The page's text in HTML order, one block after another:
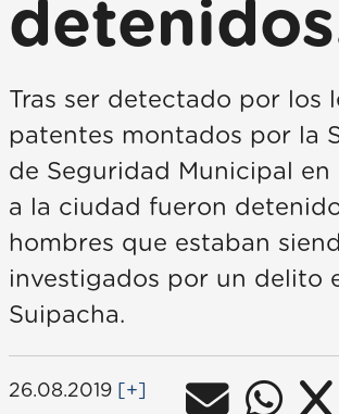
Tras ser detectado por los
patentes montados por la
de Seguridad Municipal en
a la ciudad fueron
hombres que estaban
investigados por un delito
Suipacha.
26.08.2019 [+]